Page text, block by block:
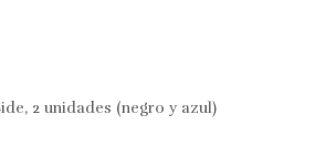
2 unidades (negro y azul)